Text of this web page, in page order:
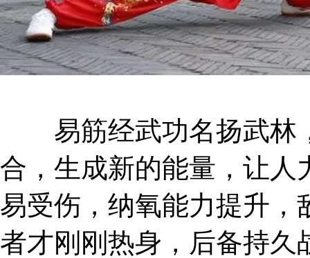
易筋经武功名扬武林
合，生成新的能量，让人
易受伤，纳氧能力提升，
者才刚刚热身，后备持久